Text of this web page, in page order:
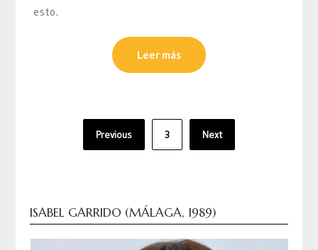
esto.
Leer más
PaginaciónPrevious 3 Next
ISABEL GARRIDO (MÁLAGA, 1989)